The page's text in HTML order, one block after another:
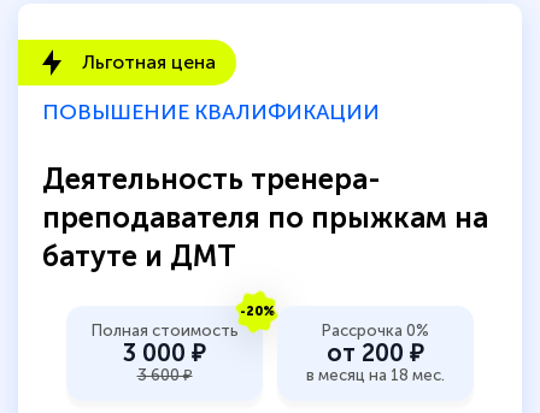
Льготная цена
ПОВЫШЕНИЕ КВАЛИФИКАЦИИ
Деятельность тренера-
преподавателя по прыжкам на
батуте и ДМТ
-20%
Полная стоимость
3 000 ₽
3 600 ₽
Рассрочка 0%
от 200 ₽
в месяц на 18 мес.